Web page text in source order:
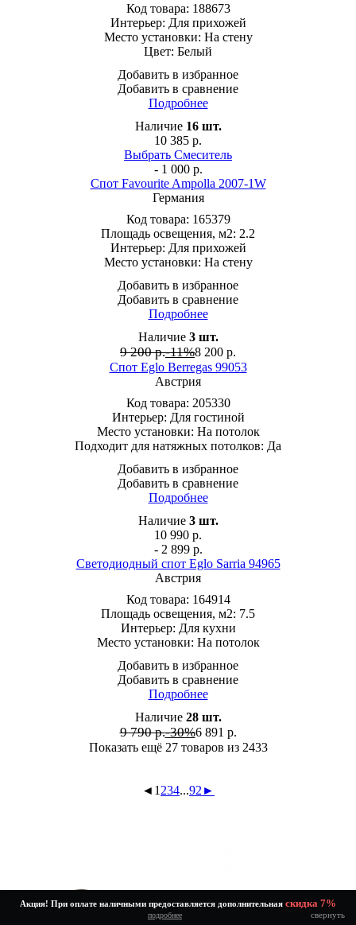
Акция! При оплате наличными предоставляется дополнительная скидка 7%
подробнее свернуть
Код товара: 188673
Интерьер: Для прихожей
Место установки: На стену
Цвет: Белый
Добавить в избранное
Добавить в сравнение
Подробнее
Наличие 16 шт.
10 385 р.
Выбрать Смеситель
- 1 000 р.
Спот Favourite Ampolla 2007-1W
Германия
Код товара: 165379
Площадь освещения, м2: 2.2
Интерьер: Для прихожей
Место установки: На стену
Добавить в избранное
Добавить в сравнение
Подробнее
Наличие 3 шт.
9 200 р.-11%8 200 р.
Спот Eglo Berregas 99053
Австрия
Код товара: 205330
Интерьер: Для гостиной
Место установки: На потолок
Подходит для натяжных потолков: Да
Добавить в избранное
Добавить в сравнение
Подробнее
Наличие 3 шт.
10 990 р.
- 2 899 р.
Светодиодный спот Eglo Sarria 94965
Австрия
Код товара: 164914
Площадь освещения, м2: 7.5
Интерьер: Для кухни
Место установки: На потолок
Добавить в избранное
Добавить в сравнение
Подробнее
Наличие 28 шт.
9 790 р.-30%6 891 р.
Показать ещё 27 товаров из 2433
◄ 1 234...92 ►